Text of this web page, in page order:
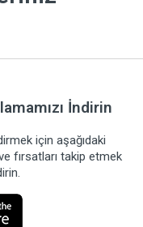
İndirin
için aşağıdaki
fırsatları takip etmek